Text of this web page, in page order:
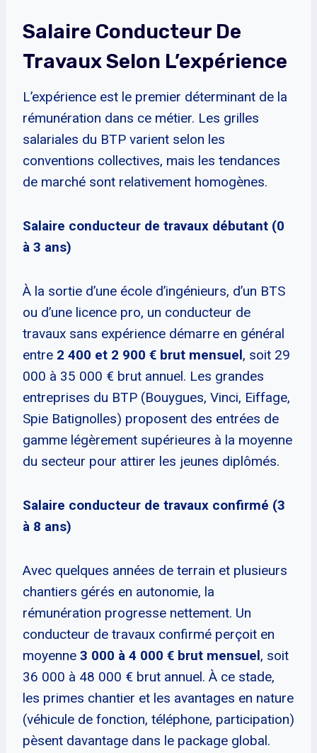
Salaire Conducteur De
Travaux Selon L’expérience
L’expérience est le premier déterminant de la
rémunération dans ce métier. Les grilles
salariales du BTP varient selon les
conventions collectives, mais les tendances
de marché sont relativement homogènes.
Salaire conducteur de travaux débutant (0
à 3 ans)
À la sortie d’une école d’ingénieurs, d’un BTS
ou d’une licence pro, un conducteur de
travaux sans expérience démarre en général
entre 2 400 et 2 900 € brut mensuel, soit 29
000 à 35 000 € brut annuel. Les grandes
entreprises du BTP (Bouygues, Vinci, Eiffage,
Spie Batignolles) proposent des entrées de
gamme légèrement supérieures à la moyenne
du secteur pour attirer les jeunes diplômés.
Salaire conducteur de travaux confirmé (3
à 8 ans)
Avec quelques années de terrain et plusieurs
chantiers gérés en autonomie, la
rémunération progresse nettement. Un
conducteur de travaux confirmé perçoit en
moyenne 3 000 à 4 000 € brut mensuel, soit
36 000 à 48 000 € brut annuel. À ce stade,
les primes chantier et les avantages en nature
(véhicule de fonction, téléphone, participation)
pèsent davantage dans le package global.